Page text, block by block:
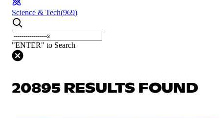
Science & Tech(969)
"ENTER" to Search
20895 RESULTS FOUND